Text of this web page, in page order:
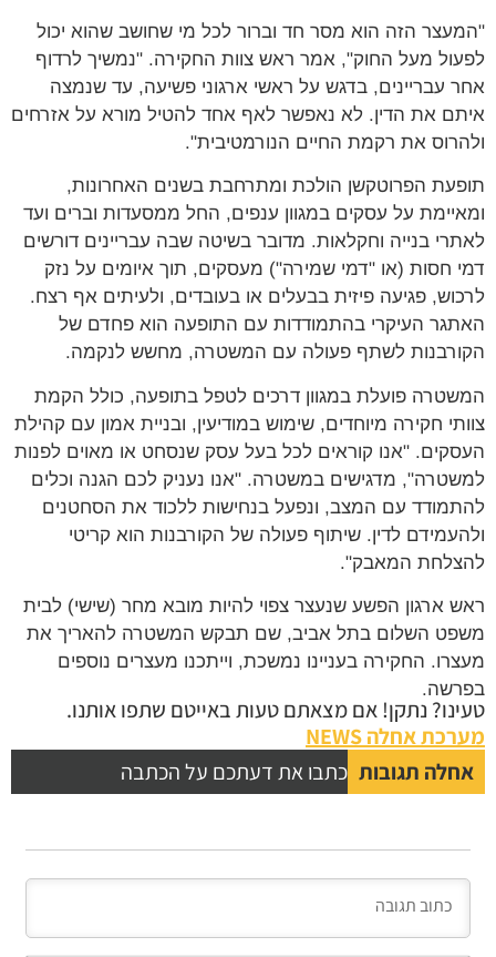
"המעצר הזה הוא מסר חד וברור לכל מי שחושב שהוא יכול
לפעול מעל החוק", אמר ראש צוות החקירה. "נמשיך לרדוף
אחר עבריינים, בדגש על ראשי ארגוני פשיעה, עד שנמצה
איתם את הדין. לא נאפשר לאף אחד להטיל מורא על אזרחים
ולהרוס את רקמת החיים הנורמטיבית".
תופעת הפרוטקשן הולכת ומתרחבת בשנים האחרונות,
ומאיימת על עסקים במגוון ענפים, החל ממסעדות וברים ועד
לאתרי בנייה וחקלאות. מדובר בשיטה שבה עבריינים דורשים
דמי חסות (או "דמי שמירה") מעסקים, תוך איומים על נזק
לרכוש, פגיעה פיזית בבעלים או בעובדים, ולעיתים אף רצח.
האתגר העיקרי בהתמודדות עם התופעה הוא פחדם של
הקורבנות לשתף פעולה עם המשטרה, מחשש לנקמה.
המשטרה פועלת במגוון דרכים לטפל בתופעה, כולל הקמת
צוותי חקירה מיוחדים, שימוש במודיעין, ובניית אמון עם קהילת
העסקים. "אנו קוראים לכל בעל עסק שנסחט או מאוים לפנות
למשטרה", מדגישים במשטרה. "אנו נעניק לכם הגנה וכלים
להתמודד עם המצב, ונפעל בנחישות ללכוד את הסחטנים
ולהעמידם לדין. שיתוף פעולה של הקורבנות הוא קריטי
להצלחת המאבק".
ראש ארגון הפשע שנעצר צפוי להיות מובא מחר (שישי) לבית
משפט השלום בתל אביב, שם תבקש המשטרה להאריך את
מעצרו. החקירה בעניינו נמשכת, וייתכנו מעצרים נוספים
בפרשה.
טעינו? נתקן! אם מצאתם טעות באייטם שתפו אותנו.
מערכת אחלה NEWS
אחלה תגובות כתבו את דעתכם על הכתבה